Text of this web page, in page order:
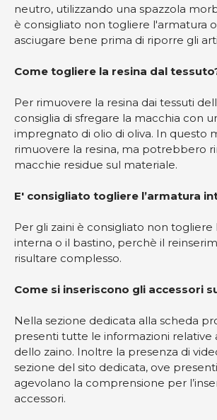
neutro, utilizzando una spazzola
è consigliato non togliere l'armatura
asciugare bene prima di riporre gli
Come togliere la resina dal
Per rimuovere la resina dai tessuti
consiglia di sfregare la macchia con
impregnato di olio di oliva. In questo
rimuovere la resina, ma potrebbero
macchie residue sul materiale.
E' consigliato togliere l’armatura
Per gli zaini è consigliato non togliere
interna o il bastino, perchè il
risultare complesso.
Come si inseriscono gli accessori
Nella sezione dedicata alla scheda
presenti tutte le informazioni relative
dello zaino. Inoltre la presenza di
sezione del sito dedicata, ove
agevolano la comprensione per
accessori.